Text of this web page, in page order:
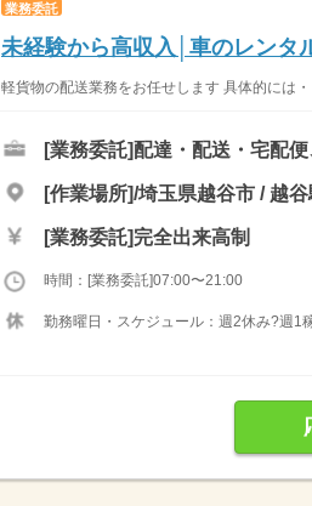
業務委託
未経験から高収入│車のレン
軽貨物の配送業務をお任せします 具体的には
[業務委託]配達・配送・宅配
[作業場所]/埼玉県越谷市 / 越
[業務委託]完全出来高制
時間：[業務委託]07:00〜21:00
勤務曜日・スケジュール：週2休み?週1